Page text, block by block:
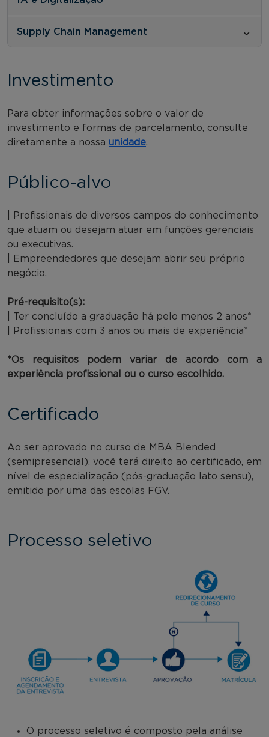
Supply Chain Management
Investimento
Para obter informações sobre o valor de
investimento e formas de parcelamento, consulte
diretamente a nossa unidade.
Público-alvo
| Profissionais de diversos campos do conhecimento
que atuam ou desejam atuar em funções gerenciais
ou executivas.
| Empreendedores que desejam abrir seu próprio
negócio.
Pré-requisito(s):
| Ter concluído a graduação há pelo menos 2 anos*
| Profissionais com 3 anos ou mais de experiência*
*Os requisitos podem variar de acordo com a
experiência profissional ou o curso escolhido.
Certificado
Ao ser aprovado no curso de MBA Blended
(semipresencial), você terá direito ao certificado, em
nível de especialização (pós-graduação lato sensu),
emitido por uma das escolas FGV.
Processo seletivo
O processo seletivo é composto pela análise